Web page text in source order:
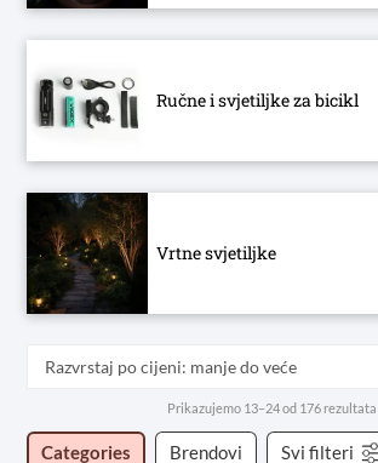
Ručne i svjetiljke za bicikl
Vrtne svjetiljke
Prikazujemo 13–24 od 176 rezultata
Categories Brendovi Svi filteri